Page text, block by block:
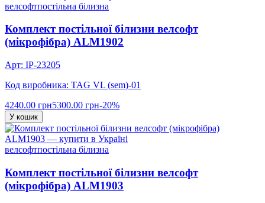
велсофтпостільна білизна
Комплект постільної білизни велсофт
(мікрофібра) ALM1902
Арт: IP-23205
Код виробника: TAG VL (sem)-01
4240.00 грн5300.00 грн-20%
У кошик
велсофтпостільна білизна
Комплект постільної білизни велсофт
(мікрофібра) ALM1903